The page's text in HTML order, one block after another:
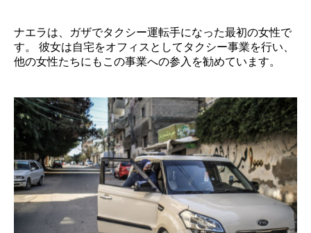
ナエラは、ガザでタクシー運転手になった最初の女性で
す。 彼女は自宅をオフィスとしてタクシー事業を行い、
他の女性たちにもこの事業への参入を勧めています。